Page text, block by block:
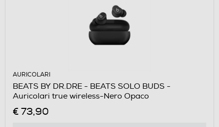
AURICOLARI
BEATS BY DR.DRE - BEATS SOLO BUDS -
Auricolari true wireless-Nero Opaco
€ 73,90